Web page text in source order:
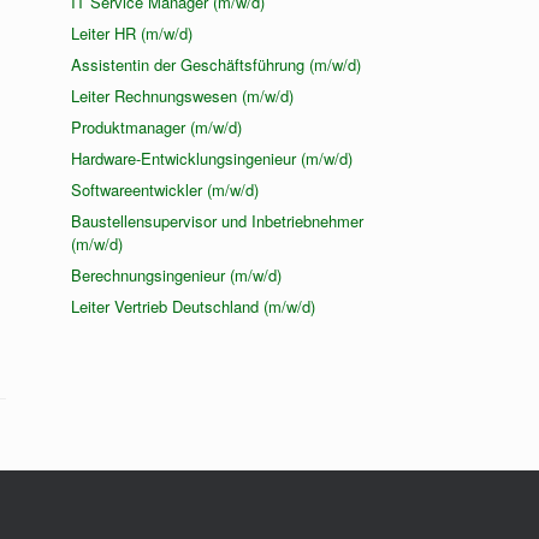
Leiter HR (m/w/d)
Assistentin der Geschäftsführung (m/w/d)
Leiter Rechnungswesen (m/w/d)
Produktmanager (m/w/d)
Hardware-Entwicklungsingenieur (m/w/d)
Softwareentwickler (m/w/d)
Baustellensupervisor und Inbetriebnehmer
(m/w/d)
Berechnungsingenieur (m/w/d)
Leiter Vertrieb Deutschland (m/w/d)